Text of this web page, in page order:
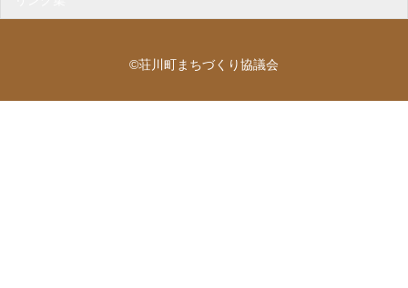
©荘川町まちづくり協議会